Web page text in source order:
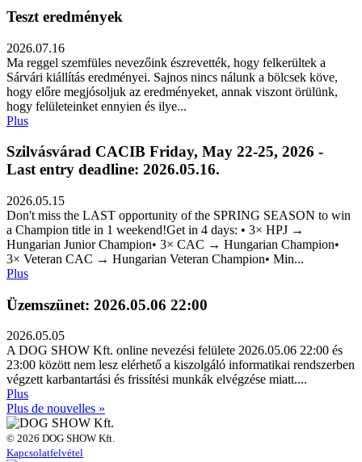
Teszt eredmények
2026.07.16
Ma reggel szemfüles nevezőink észrevették, hogy felkerültek a
Sárvári kiállítás eredményei. Sajnos nincs nálunk a bölcsek köve,
hogy előre megjósoljuk az eredményeket, annak viszont örülünk,
hogy felületeinket ennyien és ilye...
Plus
Szilvásvárad CACIB Friday, May 22-25, 2026 -
Last entry deadline: 2026.05.16.
2026.05.15
Don't miss the LAST opportunity of the SPRING SEASON to win
a Champion title in 1 weekend!Get in 4 days: • 3× HPJ →
Hungarian Junior Champion• 3× CAC → Hungarian Champion•
3× Veteran CAC → Hungarian Veteran Champion• Min...
Plus
Üzemszünet: 2026.05.06 22:00
2026.05.05
A DOG SHOW Kft. online nevezési felülete 2026.05.06 22:00 és
23:00 között nem lesz elérhető a kiszolgáló informatikai rendszerben
végzett karbantartási és frissítési munkák elvégzése miatt....
Plus
Plus de nouvelles »
© 2026 DOG SHOW Kft.
Kapcsolatfelvétel